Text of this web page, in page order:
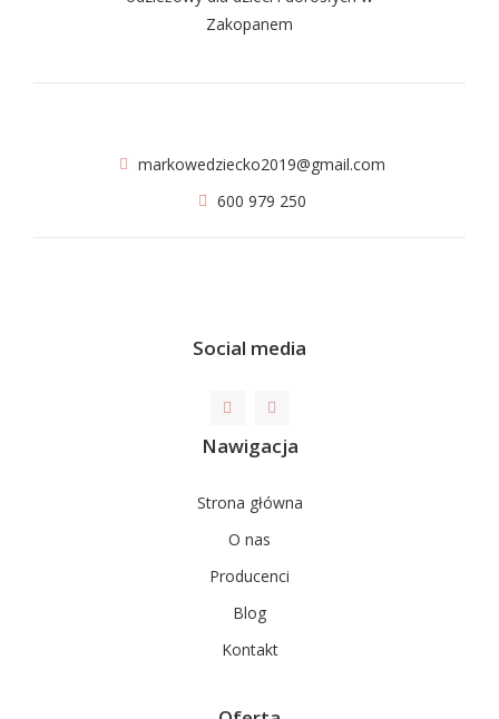
markowedziecko2019@gmail.com
600 979 250
Social media
Nawigacja
Strona główna
O nas
Producenci
Blog
Kontakt